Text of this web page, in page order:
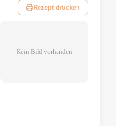
Rezept drucken
Kein Bild vorhanden